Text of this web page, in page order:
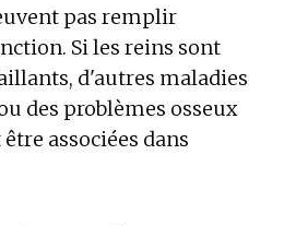
pas remplir
Si les reins sont
d'autres maladies
des problèmes osseux
associées dans